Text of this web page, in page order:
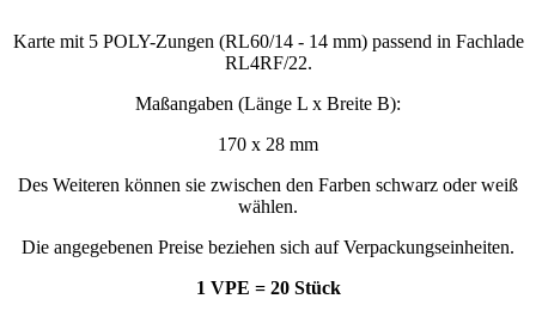
Karte mit 5 POLY-Zungen (RL60/14 - 14 mm) passend in Fachlade
RL4RF/22.
Maßangaben (Länge L x Breite B):
170 x 28 mm
Des Weiteren können sie zwischen den Farben schwarz oder weiß
wählen.
Die angegebenen Preise beziehen sich auf Verpackungseinheiten.
1 VPE = 20 Stück